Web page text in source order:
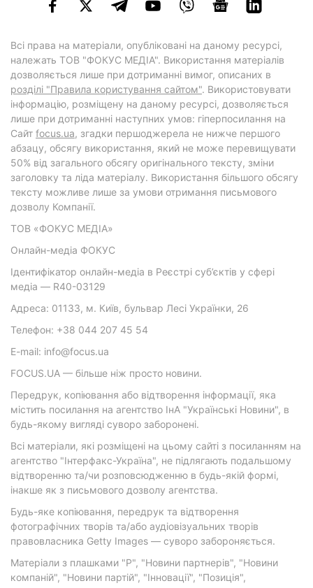
Всі права на матеріали, опубліковані на даному ресурсі,
належать ТОВ "ФОКУС МЕДІА". Використання матеріалів
дозволяється лише при дотриманні вимог, описаних в
розділі "Правила користування сайтом". Використовувати
інформацію, розміщену на даному ресурсі, дозволяється
лише при дотриманні наступних умов: гіперпосилання на
Cайт focus.ua, згадки першоджерела не нижче першого
абзацу, обсягу використання, який не може перевищувати
50% від загального обсягу оригінального тексту, зміни
заголовку та ліда матеріалу. Використання більшого обсягу
тексту можливе лише за умови отримання письмового
дозволу Компанії.
ТОВ «ФОКУС МЕДІА»
Онлайн-медіа ФОКУС
Ідентифікатор онлайн-медіа в Реєстрі суб’єктів у сфері
медіа — R40-03129
Адреса: 01133, м. Київ, бульвар Лесі Українки, 26
Телефон: +38 044 207 45 54
E-mail: info@focus.ua
FOCUS.UA — більше ніж просто новини.
Передрук, копіювання або відтворення інформації, яка
містить посилання на агентство ІнА "Українські Новини", в
будь-якому вигляді суворо заборонені.
Всі матеріали, які розміщені на цьому сайті з посиланням на
агентство "Інтерфакс-Україна", не підлягають подальшому
відтворенню та/чи розповсюдженню в будь-якій формі,
інакше як з письмового дозволу агентства.
Будь-яке копіювання, передрук та відтворення
фотографічних творів та/або аудіовізуальних творів
правовласника Getty Images — суворо забороняється.
Матеріали з плашками "Р", "Новини партнерів", "Новини
компаній", "Новини партій", "Інновації", "Позиція",